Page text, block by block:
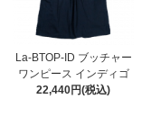
La-BTOP-ID ブッチャー
ワンピース インディゴ
22,440円(税込)